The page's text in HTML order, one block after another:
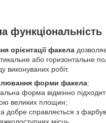
функціональність
орієнтації факела
або горизонтальне
виконуваних робіт.
форми факела:
форма відмінно
великих площин;
добре справляється з
місць.